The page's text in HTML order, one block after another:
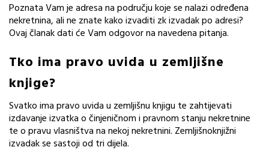
Poznata Vam je adresa na području koje se nalazi određena
nekretnina, ali ne znate kako izvaditi zk izvadak po adresi?
Ovaj članak dati će Vam odgovor na navedena pitanja.
Tko ima pravo uvida u zemljišne
knjige?
Svatko ima pravo uvida u zemljišnu knjigu te zahtijevati
izdavanje izvatka o činjeničnom i pravnom stanju nekretnine
te o pravu vlasništva na nekoj nekretnini. Zemljišnoknjižni
izvadak se sastoji od tri dijela.